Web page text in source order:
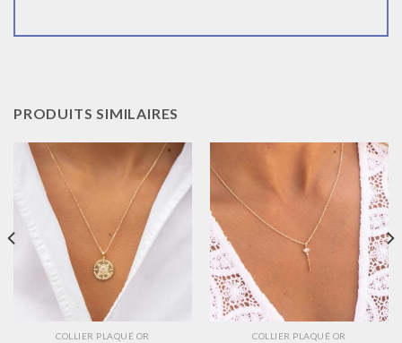
PRODUITS SIMILAIRES
COLLIER PLAQUÉ OR COLLIER PLAQUÉ OR